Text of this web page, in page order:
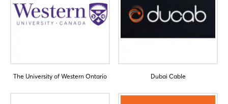
The University of Western Ontario Dubai Cable